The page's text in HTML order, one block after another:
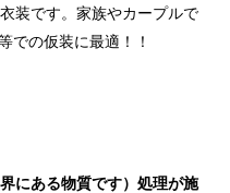
装です。家族やカープルで
での仮装に最適！！
にある物質です）処理が施